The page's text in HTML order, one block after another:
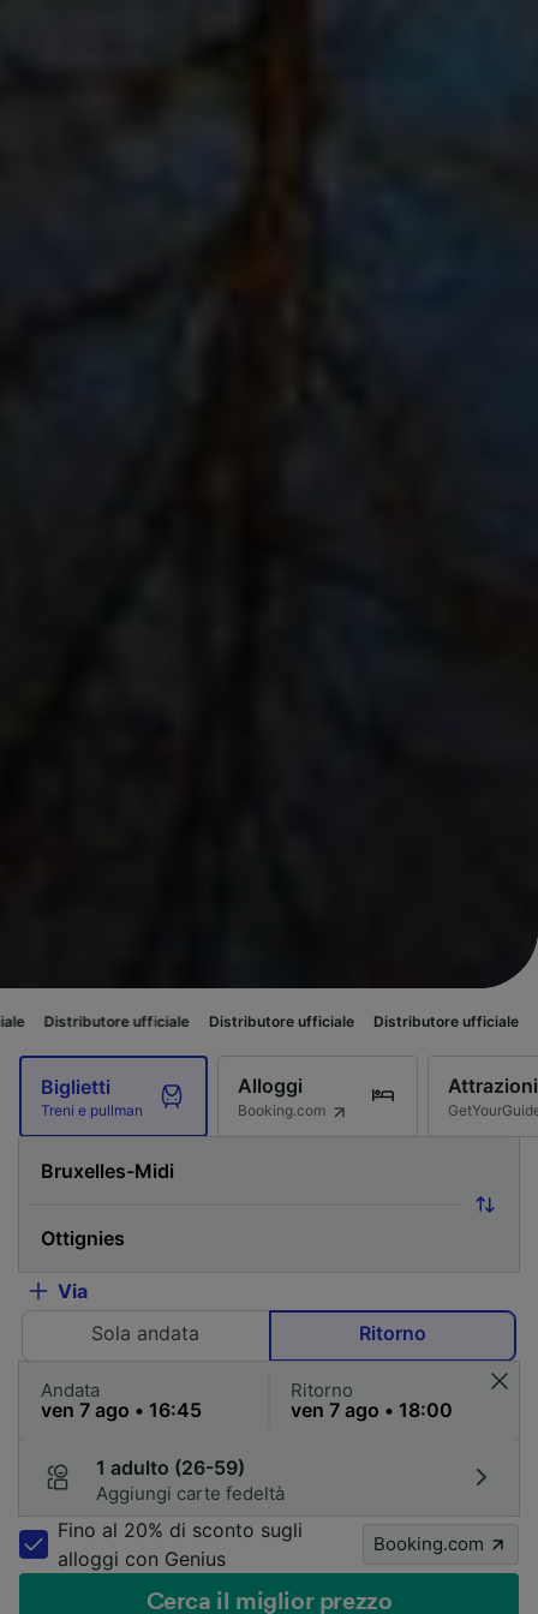
ufficiale Distributore ufficiale Distributore ufficiale Distributore
Biglietti
Treni e pullman
Alloggi
Booking.com
Attrazioni
Via
Sola andata
Ritorno
Andata Ritorno
1 adulto (26-59)
Aggiungi carte fedeltà
Fino al 20% di sconto sugli
alloggi con Genius
Booking.com
Cerca il miglior prezzo